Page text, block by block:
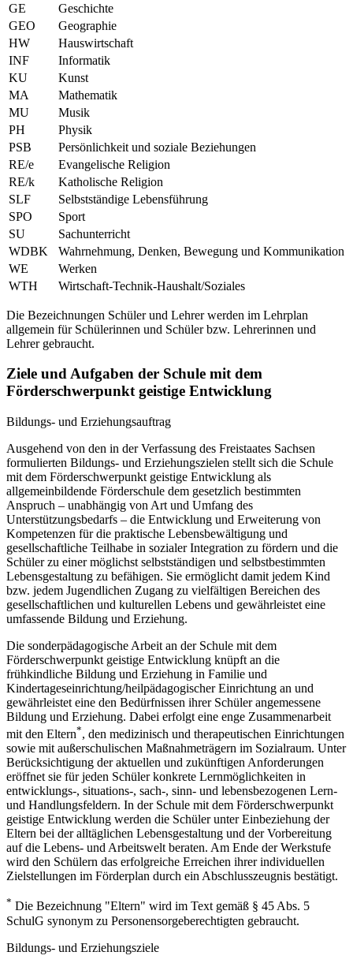
GE
Geschichte
GEO
Geographie
HW
Hauswirtschaft
INF
Informatik
KU
Kunst
MA
Mathematik
MU
Musik
PH
Physik
PSB
Persönlichkeit und soziale Beziehungen
RE/e
Evangelische Religion
RE/k
Katholische Religion
SLF
Selbstständige Lebensführung
SPO
Sport
SU
Sachunterricht
WDBK
Wahrnehmung, Denken, Bewegung und Kommunikation
WE
Werken
WTH
Wirtschaft-Technik-Haushalt/Soziales
Die Bezeichnungen Schüler und Lehrer werden im Lehrplan
allgemein für Schülerinnen und Schüler bzw. Lehrerinnen und
Lehrer gebraucht.
Ziele und Aufgaben der Schule mit dem
Förderschwerpunkt geistige Entwicklung
Bildungs- und Erziehungsauftrag
Ausgehend von den in der Verfassung des Freistaates Sachsen
formulierten Bildungs- und Erziehungszielen stellt sich die Schule
mit dem Förderschwerpunkt geistige Entwicklung als
allgemeinbildende Förderschule dem gesetzlich bestimmten
Anspruch – unabhängig von Art und Umfang des
Unterstützungsbedarfs – die Entwicklung und Erweiterung von
Kompetenzen für die praktische Lebensbewältigung und
gesellschaftliche Teilhabe in sozialer Integration zu fördern und die
Schüler zu einer möglichst selbstständigen und selbstbestimmten
Lebensgestaltung zu befähigen. Sie ermöglicht damit jedem Kind
bzw. jedem Jugendlichen Zugang zu vielfältigen Bereichen des
gesellschaftlichen und kulturellen Lebens und gewährleistet eine
umfassende Bildung und Erziehung.
Die sonderpädagogische Arbeit an der Schule mit dem
Förderschwerpunkt geistige Entwicklung knüpft an die
frühkindliche Bildung und Erziehung in Familie und
Kindertageseinrichtung/heilpädagogischer Einrichtung an und
gewährleistet eine den Bedürfnissen ihrer Schüler angemessene
Bildung und Erziehung. Dabei erfolgt eine enge Zusammenarbeit
mit den Eltern*, den medizinisch und therapeutischen Einrichtungen
sowie mit außerschulischen Maßnahmeträgern im Sozialraum. Unter
Berücksichtigung der aktuellen und zukünftigen Anforderungen
eröffnet sie für jeden Schüler konkrete Lernmöglichkeiten in
entwicklungs-, situations-, sach-, sinn- und lebensbezogenen Lern-
und Handlungsfeldern. In der Schule mit dem Förderschwerpunkt
geistige Entwicklung werden die Schüler unter Einbeziehung der
Eltern bei der alltäglichen Lebensgestaltung und der Vorbereitung
auf die Lebens- und Arbeitswelt beraten. Am Ende der Werkstufe
wird den Schülern das erfolgreiche Erreichen ihrer individuellen
Zielstellungen im Förderplan durch ein Abschlusszeugnis bestätigt.
* Die Bezeichnung "Eltern" wird im Text gemäß § 45 Abs. 5
SchulG synonym zu Personensorgeberechtigten gebraucht.
Bildungs- und Erziehungsziele